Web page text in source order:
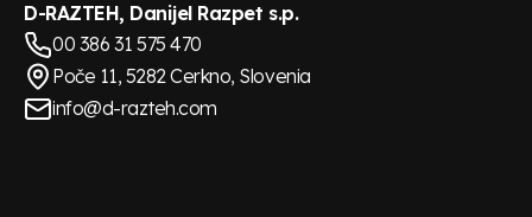
D-RAZTEH, Danijel Razpet s.p.
00 386 31 575 470
Poče 11, 5282 Cerkno, Slovenia
info@d-razteh.com